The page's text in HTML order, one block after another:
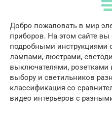
Добро пожаловать в мир
приборов. На этом сайте вы
подробными инструкциями
лампами, люстрами,
выключателями,
выбору и светильников
классификация со
видео интерьеров с